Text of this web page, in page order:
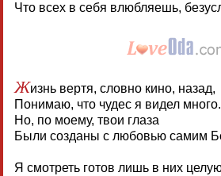
Что всех в себя влюбляешь,
Жизнь вертя, словно кино, назад,
Понимаю, что чудес я видел много.
Но, по моему, твои глаза
Были созданы с любовью самим
Я смотреть готов лишь в них